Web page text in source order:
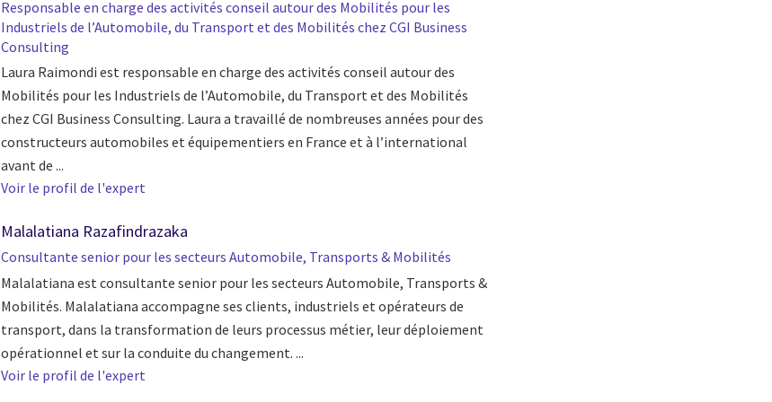
Responsable en charge des activités conseil autour des Mobilités pour les
Industriels de l’Automobile, du Transport et des Mobilités chez CGI Business
Consulting
Laura Raimondi est responsable en charge des activités conseil autour des
Mobilités pour les Industriels de l’Automobile, du Transport et des Mobilités
chez CGI Business Consulting. Laura a travaillé de nombreuses années pour des
constructeurs automobiles et équipementiers en France et à l’international
avant de ...
Voir le profil de l'expert
Malalatiana Razafindrazaka
Consultante senior pour les secteurs Automobile, Transports & Mobilités
Malalatiana est consultante senior pour les secteurs Automobile, Transports &
Mobilités. Malalatiana accompagne ses clients, industriels et opérateurs de
transport, dans la transformation de leurs processus métier, leur déploiement
opérationnel et sur la conduite du changement. ...
Voir le profil de l'expert